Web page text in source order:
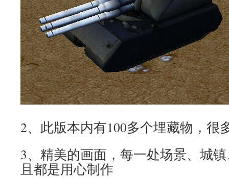
2、此版本内有100多个埋藏物，很
3、精美的画面，每一处场景、城
且都是用心制作